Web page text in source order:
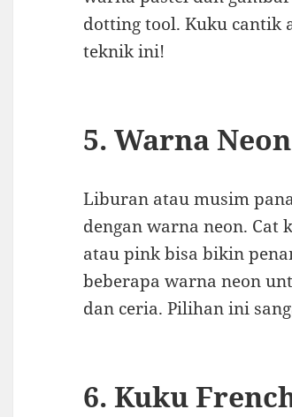
dotting tool. Kuku cantik
teknik ini!
5. Warna
Liburan atau musim
dengan warna neon.
atau pink bisa bikin
beberapa warna neon
dan ceria. Pilihan ini
6. Kuku